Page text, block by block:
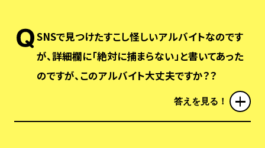
SNSで見つけたすこし怪しいアルバイトなのです
が、詳細欄に「絶対に捕まらない」と書いてあった
のですが、このアルバイト大丈夫ですか？？
答えを見る！